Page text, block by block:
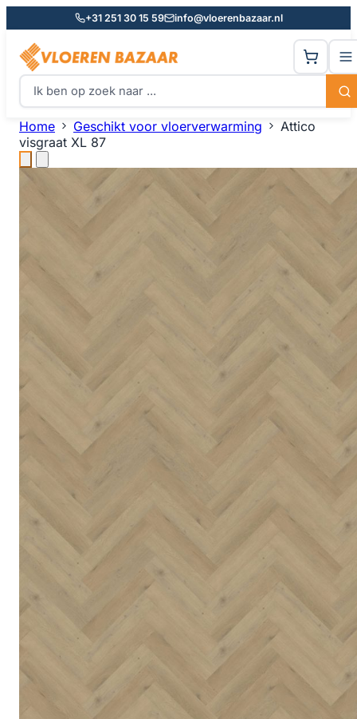
+31 251 30 15 59 info@vloerenbazaar.nl
Home Geschikt voor vloerverwarming
Attico
visgraat XL 87